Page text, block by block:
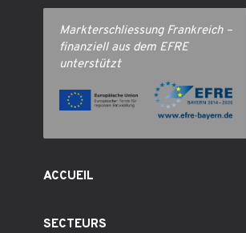
Markterschliessung Frankreich –
finanziell aus dem EFRE
unterstützt
ACCUEIL
SECTEURS